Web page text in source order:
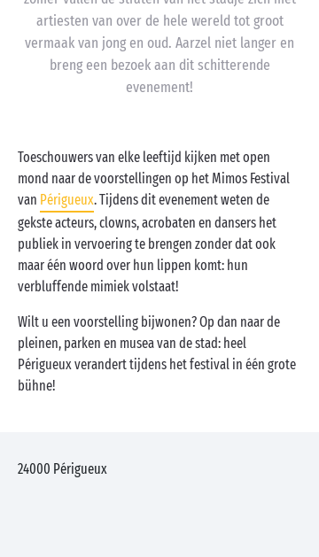
artiesten van over de hele wereld tot groot
vermaak van jong en oud. Aarzel niet langer en
breng een bezoek aan dit schitterende
evenement!
Toeschouwers van elke leeftijd kijken met open
mond naar de voorstellingen op het Mimos Festival
van Périgueux. Tijdens dit evenement weten de
gekste acteurs, clowns, acrobaten en dansers het
publiek in vervoering te brengen zonder dat ook
maar één woord over hun lippen komt: hun
verbluffende mimiek volstaat!
Wilt u een voorstelling bijwonen? Op dan naar de
pleinen, parken en musea van de stad: heel
Périgueux verandert tijdens het festival in één grote
bühne!
24000 Périgueux